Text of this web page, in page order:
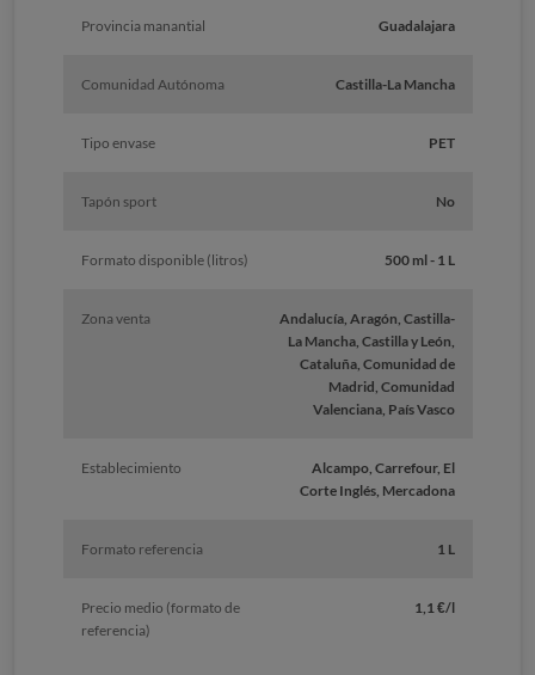
Provincia manantial Guadalajara
Comunidad Autónoma Castilla-La Mancha
Tipo envase PET
Tapón sport No
Formato disponible (litros) 500 ml - 1 L
Zona venta
Andalucía, Aragón, Castilla-
La Mancha, Castilla y León,
Cataluña, Comunidad de
Madrid, Comunidad
Valenciana, País Vasco
Establecimiento
Alcampo, Carrefour, El
Corte Inglés, Mercadona
Formato referencia 1 L
Precio medio (formato de
referencia)
1,1 €/l